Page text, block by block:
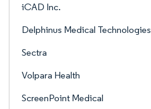
iCAD Inc.
Delphinus Medical Technologies
Sectra
Volpara Health
ScreenPoint Medical